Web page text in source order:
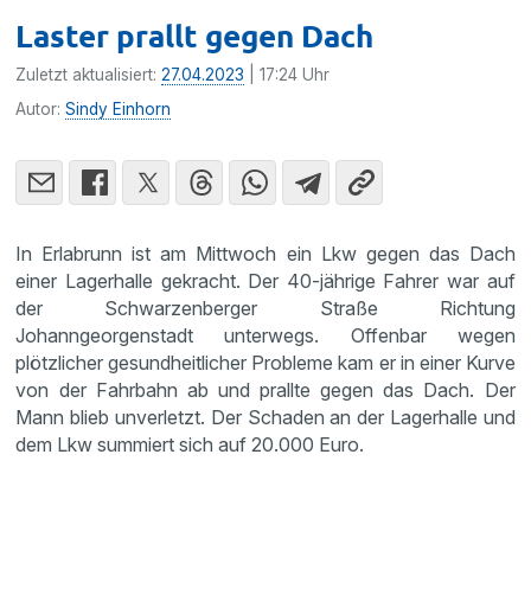
Laster prallt gegen Dach
Zuletzt aktualisiert:27.04.2023 | 17:24 Uhr
Autor:Sindy Einhorn
In Erlabrunn ist am Mittwoch ein Lkw gegen das Dach
einer Lagerhalle gekracht. Der 40-jährige Fahrer war auf
der Schwarzenberger Straße Richtung
Johanngeorgenstadt unterwegs. Offenbar wegen
plötzlicher gesundheitlicher Probleme kam er in einer Kurve
von der Fahrbahn ab und prallte gegen das Dach. Der
Mann blieb unverletzt. Der Schaden an der Lagerhalle und
dem Lkw summiert sich auf 20.000 Euro.